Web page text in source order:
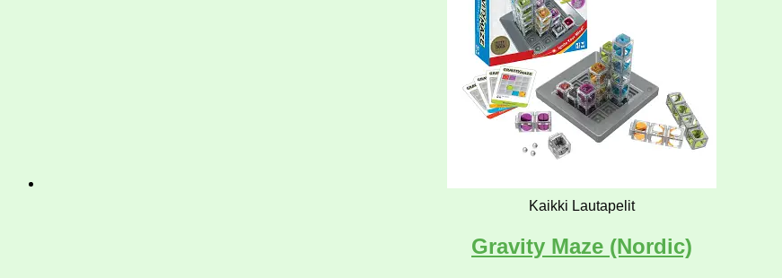
Kaikki Lautapelit
Gravity Maze (Nordic)